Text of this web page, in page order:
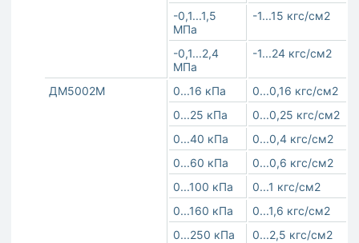
-0,1...1,5
МПа
-1...15 кгс/см2
-0,1...2,4
МПа
-1...24 кгс/см2
ДМ5002М 0...16 кПа
0...0,16 кгс/см2
0...25 кПа
0...0,25 кгс/см2
0...40 кПа
0...0,4 кгс/см2
0...60 кПа
0...0,6 кгс/см2
0...100 кПа
0...1 кгс/см2
0...160 кПа
0...1,6 кгс/см2
0...250 кПа
0...2,5 кгс/см2